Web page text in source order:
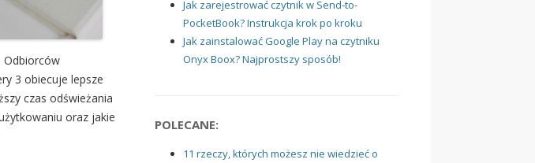
Odbiorców
3 obiecuje lepsze
czas odświeżania
oraz jakie
Jak zarejestrować czytnik w Send-to-
PocketBook? Instrukcja krok po kroku
Jak zainstalować Google Play na czytniku
Onyx Boox? Najprostszy sposób!
POLECANE:
11 rzeczy, których możesz nie wiedzieć o